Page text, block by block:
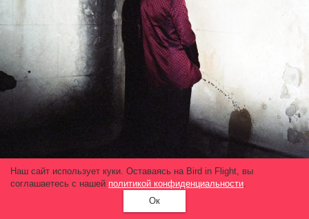
Наш сайт использует куки. Оставаясь на Bird in Flight, вы
соглашаетесь с нашей политикой конфиденциальности.
Ок